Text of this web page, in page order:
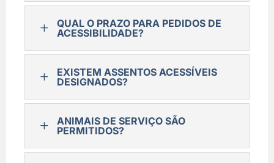
L
QUAL O PRAZO PARA PEDIDOS DE
ACESSIBILIDADE?
L
EXISTEM ASSENTOS ACESSÍVEIS
DESIGNADOS?
L
ANIMAIS DE SERVIÇO SÃO
PERMITIDOS?